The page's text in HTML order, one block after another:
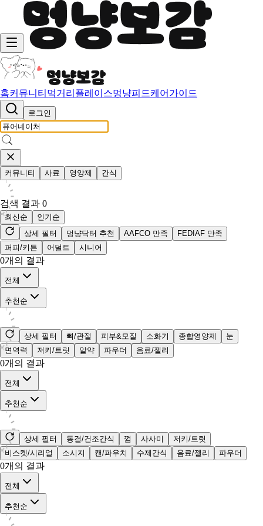
홈커뮤니티 먹거리 플레이스멍냥피드케어가이드
로그인
커뮤니티 사료 영양제 간식
검색 결과 0
최신순
인기순
상세 필터
멍냥닥터 추천 AAFCO 만족
FEDIAF 만족
퍼피/키튼
어덜트 시니어
0개의 결과
전체
추천순
상세 필터 뼈/관절 피부&모질 소화기 종합영양제
눈
면역력
저키/트릿 알약 파우더 음료/젤리
0개의 결과
전체
추천순
상세 필터 동결/건조간식 껌 사사미
저키/트릿
비스켓/시리얼
소시지 캔/파우치 수제간식 음료/젤리 파우더
0개의 결과
전체
추천순